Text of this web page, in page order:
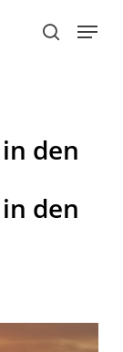
search
Menu
den
den